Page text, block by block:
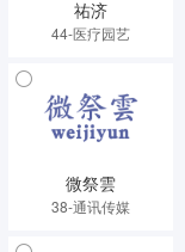
祐济
44-医疗园艺
微祭雲
38-通讯传媒